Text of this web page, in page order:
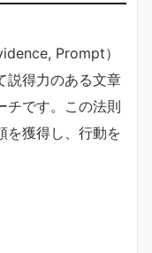
Prompt）
説得力のある文章
チです。この法則
を獲得し、行動を